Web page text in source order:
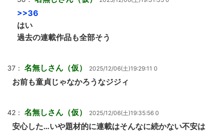
>>36
はい
過去の連載作品も全部そう
37： 名無しさん（仮） 2025/12/06(土)19:29:11 0
お前も童貞じゃなかろうなジジィ
42： 名無しさん（仮） 2025/12/06(土)19:35:56 0
安心した…いや題材的に連載はそんなに続かない不安は